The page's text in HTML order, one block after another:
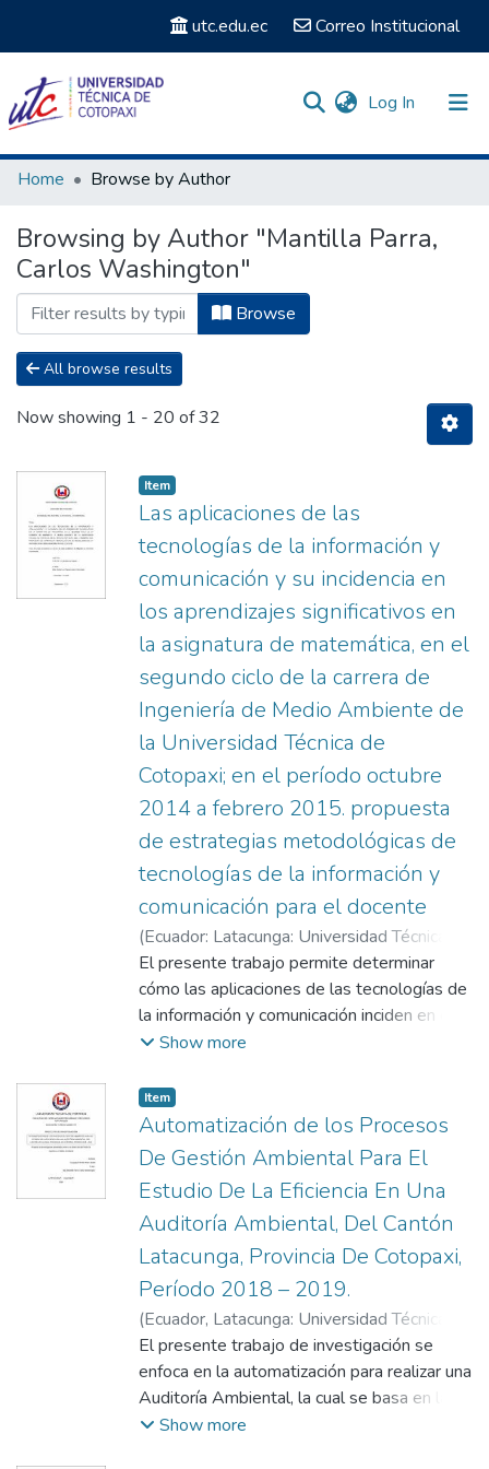
utc.edu.ec Correo Institucional
Log In (current)
Communities & Collections
Home Browse by Author
Browsing by Author "Mantilla Parra,
Carlos Washington"
Browse
All browse results
Now showing 1 - 20 of 32
Item
Las aplicaciones de las
tecnologías de la información y
comunicación y su incidencia en
los aprendizajes significativos en
la asignatura de matemática, en el
segundo ciclo de la carrera de
Ingeniería de Medio Ambiente de
la Universidad Técnica de
Cotopaxi; en el período octubre
2014 a febrero 2015. propuesta
de estrategias metodológicas de
tecnologías de la información y
comunicación para el docente
(Ecuador: Latacunga: Universidad Técnica de
Cotopaxi (UTC).,2015)Toapanta Cali,
Blanca Patricia;Mantilla Parra, Carlos
Washington
El presente trabajo permite determinar
cómo las aplicaciones de las tecnologías de
la información y comunicación inciden en el
aprendizaje significativo en la asignatura de
equipos, herramientas y aplicaciones de las
Tecnologías de la Información y
Comunicación como elementos que tienen
que ver con la formación de los estudiantes
de acuerdo a los nuevos enfoques de la
educación superior, esto hace que los
docentes y estudiantes se encuentren en
constante actualización respecto a los
avances tecnológicos aplicables a la
formación y el proceso de enseñanza-
aprendizaje.
Show more
Item
Automatización de los Procesos
De Gestión Ambiental Para El
Estudio De La Eficiencia En Una
Auditoría Ambiental, Del Cantón
Latacunga, Provincia De Cotopaxi,
Período 2018 – 2019.
(Ecuador, Latacunga: Universidad Técnica de
Cotopaxi (UTC),2019-08)Guayaquil
Peralta, María Isabel;Mantilla Parra, Carlos
Washington
El presente trabajo de investigación se
enfoca en la automatización para realizar una
Auditoría Ambiental, la cual se basa en las
siguientes etapas: Diagnóstico general y
Show more